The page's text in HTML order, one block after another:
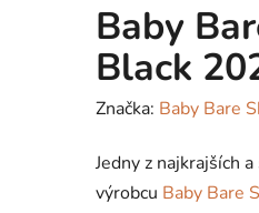
Baby
Black
Značka: Baby Bare
Jedny z najkrajších
výrobcu Baby Bare